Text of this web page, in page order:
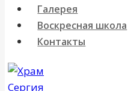
Галерея
Воскресная школа
Контакты